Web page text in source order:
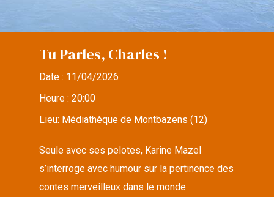
Tu Parles, Charles !
Date : 11/04/2026
Heure :20:00
Lieu: Médiathèque de Montbazens (12)
Seule avec ses pelotes, Karine Mazel
s’interroge avec humour sur la pertinence des
contes merveilleux dans le monde